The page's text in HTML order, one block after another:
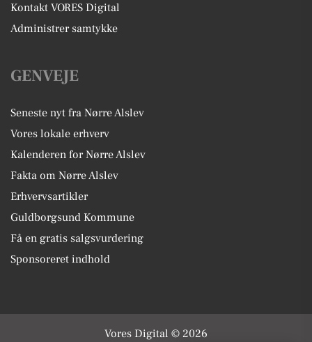
Kontakt VORES Digital
Administrer samtykke
GENVEJE
Seneste nyt fra Nørre Alslev
Vores lokale erhverv
Kalenderen for Nørre Alslev
Fakta om Nørre Alslev
Erhvervsartikler
Guldborgsund Kommune
Få en gratis salgsvurdering
Sponsoreret indhold
Vores Digital © 2026